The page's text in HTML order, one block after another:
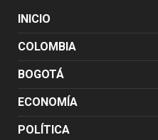
INICIO
COLOMBIA
BOGOTÁ
ECONOMÍA
POLÍTICA